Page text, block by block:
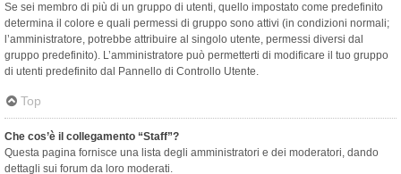
Se sei membro di più di un gruppo di utenti, quello impostato come predefinito
determina il colore e quali permessi di gruppo sono attivi (in condizioni normali;
l’amministratore, potrebbe attribuire al singolo utente, permessi diversi dal
gruppo predefinito). L’amministratore può permetterti di modificare il tuo gruppo
di utenti predefinito dal Pannello di Controllo Utente.
Top
Che cos’è il collegamento “Staff”?
Questa pagina fornisce una lista degli amministratori e dei moderatori, dando
dettagli sui forum da loro moderati.